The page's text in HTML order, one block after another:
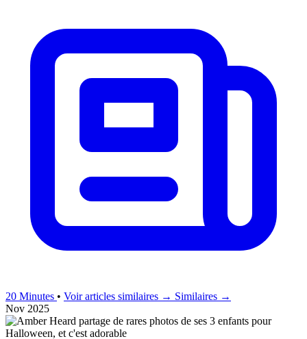
20 Minutes • Voir articles similaires → Similaires →
Nov 2025